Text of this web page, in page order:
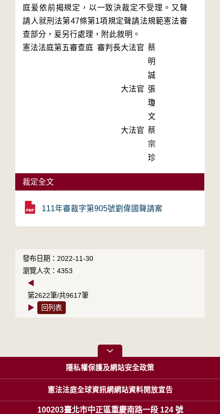
庭爰依前揭規定，以一致決裁定不受理。又聲
請人就刑法第47條第1項規定聲請法規範憲法審
查部分，爰另行處理，附此敘明。
憲法法庭第五審查庭 審判長大法官 蔡
明
誠
大法官 張
瓊
文
大法官 蔡
宗
珍
裁定全文
111年審裁字第905號劉偉國聲請案
發布日期：2022-11-30
瀏覽人次：4353
◀
第2622筆/共9617筆
▶
回列表
隱私權保護及網站安全政策
憲法法庭全球資訊網網站資料開放宣告
100203臺北市中正區重慶南路一段 124 號